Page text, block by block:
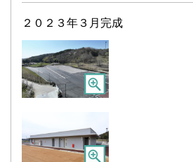
２０２３年３月完成